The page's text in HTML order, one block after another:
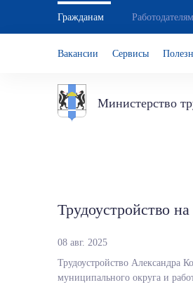
Гражданам Работодателям
Вакансии Сервисы
Министерство
Трудоустройство
08 авг. 2025
Трудоустройство Александра
муниципального округа и